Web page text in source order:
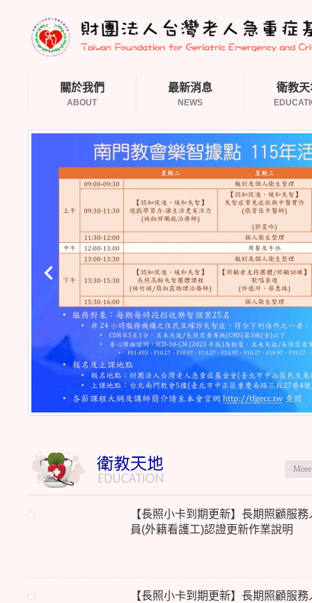
關於我們
ABOUT
最新消息
NEWS
衛教天
keyboard_arrow_left
More
【長照小卡到期更新】長期照顧服務
員(外籍看護工)認證更新作業說明
【長照小卡到期更新】長期照顧服務